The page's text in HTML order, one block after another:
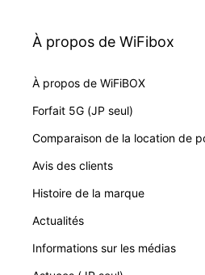
À propos de WiFibox
À propos de WiFiBOX
Forfait 5G (JP seul)
Comparaison de la location de
Avis des clients
Histoire de la marque
Actualités
Informations sur les médias